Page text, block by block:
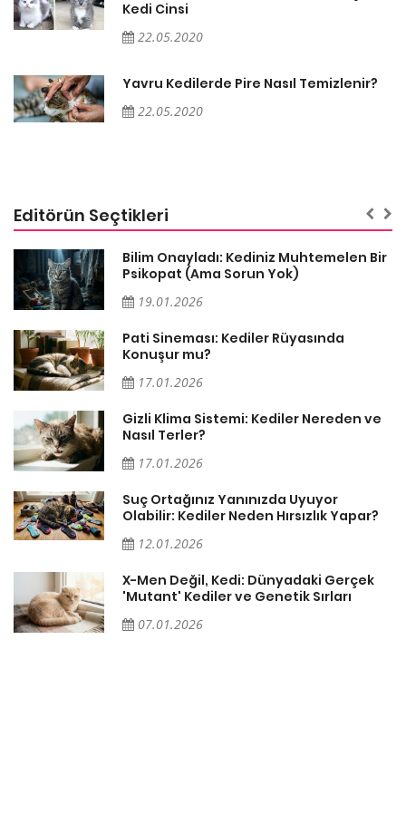
Kedi Cinsi
22.05.2020
Yavru Kedilerde Pire Nasıl Temizlenir?
22.05.2020
Editörün Seçtikleri
Bilim Onayladı: Kediniz Muhtemelen Bir
Psikopat (Ama Sorun Yok)
19.01.2026
Pati Sineması: Kediler Rüyasında
Konuşur mu?
17.01.2026
Gizli Klima Sistemi: Kediler Nereden ve
Nasıl Terler?
17.01.2026
Suç Ortağınız Yanınızda Uyuyor
Olabilir: Kediler Neden Hırsızlık Yapar?
12.01.2026
X-Men Değil, Kedi: Dünyadaki Gerçek
'Mutant' Kediler ve Genetik Sırları
07.01.2026